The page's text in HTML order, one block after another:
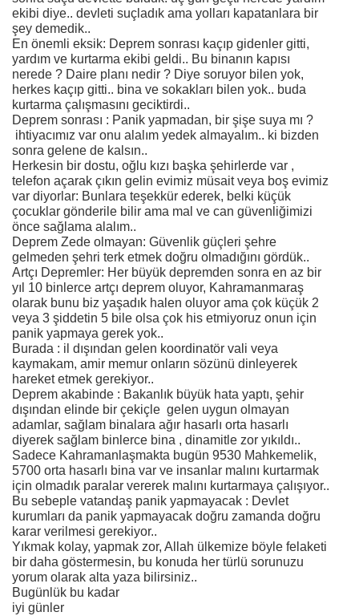
ekibi diye.. devleti suçladık ama yolları kapatanlara bir
şey demedik..
En önemli eksik: Deprem sonrası kaçıp gidenler gitti,
yardım ve kurtarma ekibi geldi.. Bu binanın kapısı
nerede ? Daire planı nedir ? Diye soruyor bilen yok,
herkes kaçıp gitti.. bina ve sokakları bilen yok.. buda
kurtarma çalışmasını geciktirdi..
Deprem sonrası : Panik yapmadan, bir şişe suya mı ?
ihtiyacımız var onu alalım yedek almayalım.. ki bizden
sonra gelene de kalsın..
Herkesin bir dostu, oğlu kızı başka şehirlerde var ,
telefon açarak çıkın gelin evimiz müsait veya boş evimiz
var diyorlar: Bunlara teşekkür ederek, belki küçük
çocuklar gönderile bilir ama mal ve can güvenliğimizi
önce sağlama alalım..
Deprem Zede olmayan: Güvenlik güçleri şehre
gelmeden şehri terk etmek doğru olmadığını gördük..
Artçı Depremler: Her büyük depremden sonra en az bir
yıl 10 binlerce artçı deprem oluyor, Kahramanmaraş
olarak bunu biz yaşadık halen oluyor ama çok küçük 2
veya 3 şiddetin 5 bile olsa çok his etmiyoruz onun için
panik yapmaya gerek yok..
Burada : il dışından gelen koordinatör vali veya
kaymakam, amir memur onların sözünü dinleyerek
hareket etmek gerekiyor..
Deprem akabinde : Bakanlık büyük hata yaptı, şehir
dışından elinde bir çekiçle gelen uygun olmayan
adamlar, sağlam binalara ağır hasarlı orta hasarlı
diyerek sağlam binlerce bina , dinamitle zor yıkıldı..
Sadece Kahramanlaşmakta bugün 9530 Mahkemelik,
5700 orta hasarlı bina var ve insanlar malını kurtarmak
için olmadık paralar vererek malını kurtarmaya çalışıyor..
Bu sebeple vatandaş panik yapmayacak : Devlet
kurumları da panik yapmayacak doğru zamanda doğru
karar verilmesi gerekiyor..
Yıkmak kolay, yapmak zor, Allah ülkemize böyle felaketi
bir daha göstermesin, bu konuda her türlü sorunuzu
yorum olarak alta yaza bilirsiniz..
Bugünlük bu kadar
iyi günler